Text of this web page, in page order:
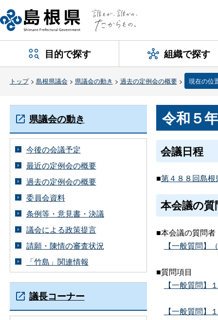
目的で探す 組織で探す
トップ> 島根県議会 > 県議会の動き > 過去の定例会の概要> 現在の位
令和５
会議日程
■第４８８回島
本会議の質
■本会議の質問者
【一般質問】
■質問項目
【一般質問】
【一般質問】
県議会の動き
今後の会議予定
最近の定例会の概要
過去の定例会の概要
委員会資料
条例等・意見書・決議
議会による政策提言
請願・陳情の審査状況
「竹島」関連情報
議長コーナー